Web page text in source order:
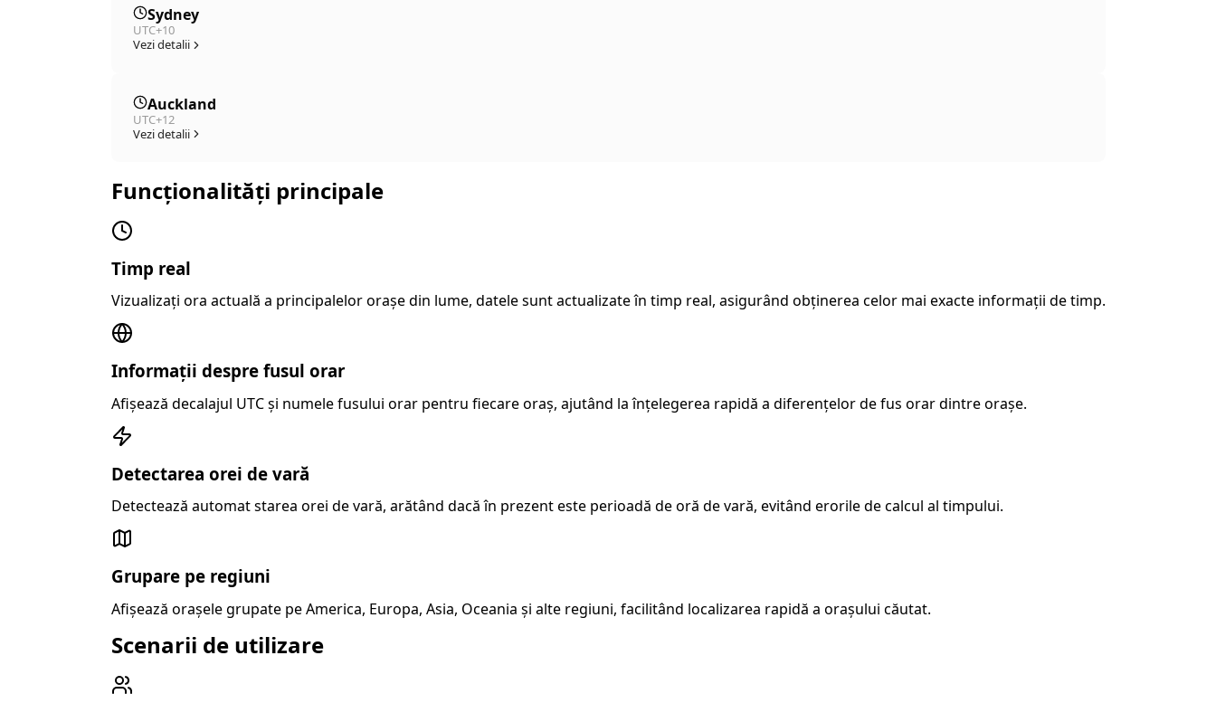
Sydney
UTC+10
Vezi detalii
Auckland
UTC+12
Vezi detalii
Funcționalități principale
Timp real
Vizualizați ora actuală a principalelor orașe din lume, datele sunt actualizate în timp real, asigurând obținerea celor mai exacte informații de timp.
Informații despre fusul orar
Afișează decalajul UTC și numele fusului orar pentru fiecare oraș, ajutând la înțelegerea rapidă a diferențelor de fus orar dintre orașe.
Detectarea orei de vară
Detectează automat starea orei de vară, arătând dacă în prezent este perioadă de oră de vară, evitând erorile de calcul al timpului.
Grupare pe regiuni
Afișează orașele grupate pe America, Europa, Asia, Oceania și alte regiuni, facilitând localizarea rapidă a orașului căutat.
Scenarii de utilizare